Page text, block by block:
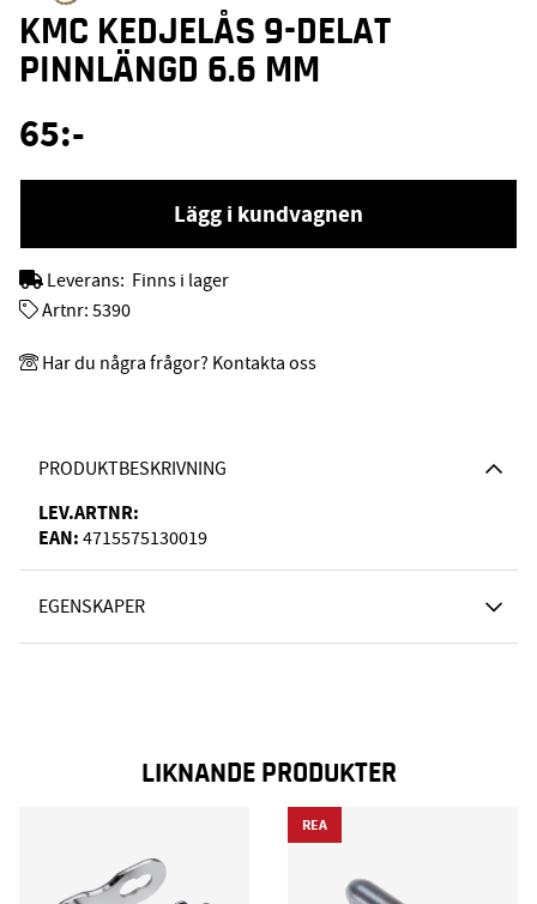
PRODUKTBESKRIVNING
LEV.ARTNR:
EAN: 4715575130019
EGENSKAPER
KMC KEDJELÅS 9-DELAT
PINNLÄNGD 6.6 MM
65:-
Lägg i kundvagnen
Leverans: Finns i lager
Artnr: 5390
Har du några frågor? Kontakta oss
LIKNANDE PRODUKTER
REA